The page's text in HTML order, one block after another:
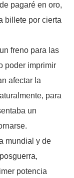
pagaré en oro,
billete por cierta
freno para las
poder imprimir
afectar la
para
un
mundial y de
potencia